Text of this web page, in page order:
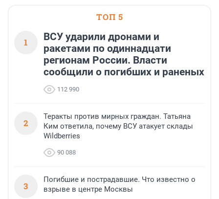
ТОП 5
1
ВСУ ударили дронами и
ракетами по одиннадцати
регионам России. Власти
сообщили о погибших и раненых
112 990
2
Теракты против мирных граждан. Татьяна
Ким ответила, почему ВСУ атакует склады
Wildberries
90 088
3
Погибшие и пострадавшие. Что известно о
взрыве в центре Москвы